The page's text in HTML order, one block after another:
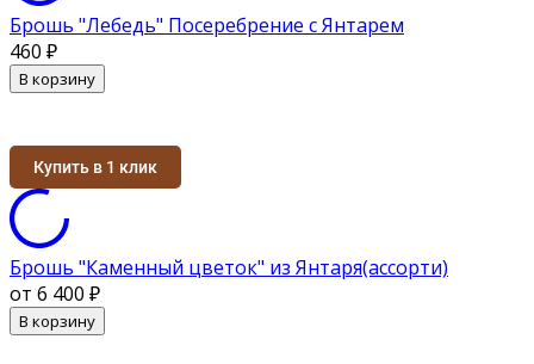
Брошь "Лебедь" Посеребрение с Янтарем
460 ₽
В корзину
Купить в 1 клик
Брошь "Каменный цветок" из Янтаря(ассорти)
от 6 400 ₽
В корзину